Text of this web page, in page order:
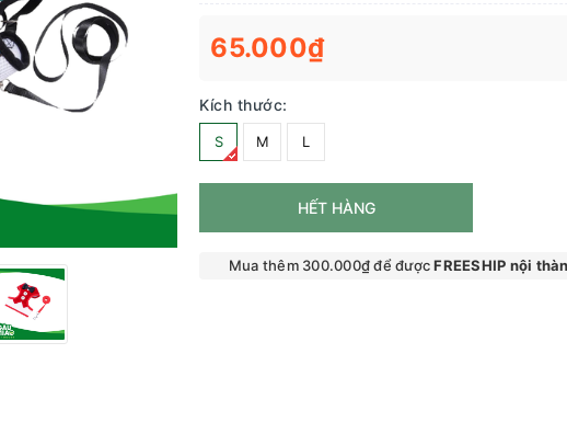
65.000₫
Kích thước:
S M L
HẾT HÀNG
Mua thêm 300.000₫ để đượcFREESHIP nội